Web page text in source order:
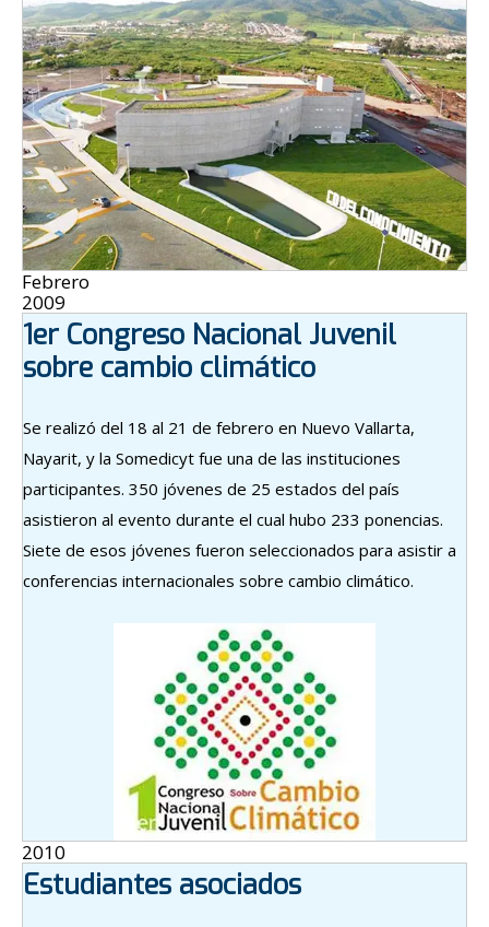
Febrero
2009
1er Congreso Nacional Juvenil
sobre cambio climático
Se realizó del 18 al 21 de febrero en Nuevo Vallarta,
Nayarit, y la Somedicyt fue una de las instituciones
participantes. 350 jóvenes de 25 estados del país
asistieron al evento durante el cual hubo 233 ponencias.
Siete de esos jóvenes fueron seleccionados para asistir a
conferencias internacionales sobre cambio climático.
2010
Estudiantes asociados